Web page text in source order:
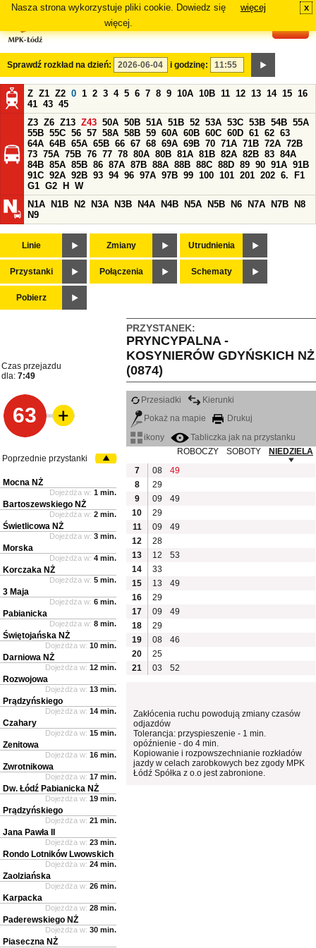
Nasza strona wykorzystuje pliki cookie. Dowiedz się
więcej.
więcej x
Sprawdź rozkład na dzień: i godzinę:
Z Z1 Z2 0 1 2 3 4 5 6 7 8 9 10A 10B 11 12 13 14 15 16
41 43 45
Z3 Z6 Z13 Z43 50A 50B 51A 51B 52 53A 53C 53B 54B 55A
55B 55C 56 57 58A 58B 59 60A 60B 60C 60D 61 62 63
64A 64B 65A 65B 66 67 68 69A 69B 70 71A 71B 72A 72B
73 75A 75B 76 77 78 80A 80B 81A 81B 82A 82B 83 84A
84B 85A 85B 86 87A 87B 88A 88B 88C 88D 89 90 91A 91B
91C 92A 92B 93 94 96 97A 97B 99 100 101 201 202 6.
F1
G1 G2 H
W
N1A
N1B N2 N3A N3B N4A N4B N5A N5B N6 N7A N7B
N8
N9
Linie Zmiany Utrudnienia
Przystanki Połączenia Schematy
Pobierz
PRZYSTANEK:
PRYNCYPALNA -
KOSYNIERÓW GDYŃSKICH NŻ
(0874)
Czas przejazdu
dla: 7:49
63
Przesiadki
Kierunki
Pokaż na mapie
Drukuj
ikony
Tabliczka jak na przystanku
ROBOCZY
SOBOTY
NIEDZIELA
7
08
49
8
29
9
09
49
10
29
11
09
49
12
28
13
12
53
14
33
15
13
49
16
29
17
09
49
18
29
19
08
46
20
25
21
03 52
Zakłócenia ruchu powodują zmiany czasów
odjazdów
Tolerancja: przyspieszenie - 1 min.
opóźnienie - do 4 min.
Kopiowanie i rozpowszechnianie rozkładów
jazdy w celach zarobkowych bez zgody MPK
Łódź Spółka z o.o jest zabronione.
Poprzednie przystanki
Mocna NŻ
Dojeżdża w: 1 min.
Bartoszewskiego NŻ
Dojeżdża w: 2 min.
Świetlicowa NŻ
Dojeżdża w: 3 min.
Morska
Dojeżdża w: 4 min.
Korczaka NŻ
Dojeżdża w: 5 min.
3 Maja
Dojeżdża w: 6 min.
Pabianicka
Dojeżdża w: 8 min.
Świętojańska NŻ
Dojeżdża w: 10 min.
Darniowa NŻ
Dojeżdża w: 12 min.
Rozwojowa
Dojeżdża w: 13 min.
Prądzyńskiego
Dojeżdża w: 14 min.
Czahary
Dojeżdża w: 15 min.
Zenitowa
Dojeżdża w: 16 min.
Zwrotnikowa
Dojeżdża w: 17 min.
Dw. Łódź Pabianicka NŻ
Dojeżdża w: 19 min.
Prądzyńskiego
Dojeżdża w: 21 min.
Jana Pawła II
Dojeżdża w: 23 min.
Rondo Lotników Lwowskich
Dojeżdża w: 24 min.
Zaolziańska
Dojeżdża w: 26 min.
Karpacka
Dojeżdża w: 28 min.
Paderewskiego NŻ
Dojeżdża w: 30 min.
Piaseczna NŻ